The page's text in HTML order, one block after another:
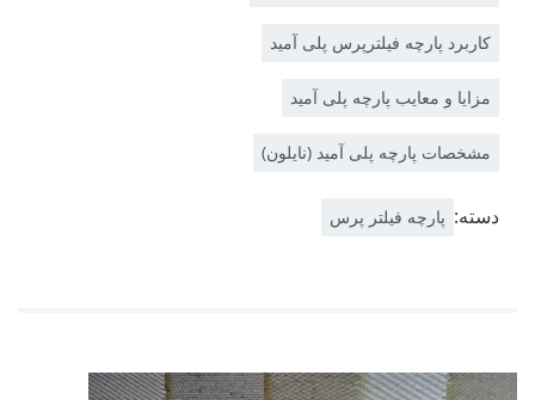
کاربرد پارچه فیلترپرس پلی آمید
مزایا و معایب پارچه پلی آمید
مشخصات پارچه پلی آمید (نایلون)
دسته: پارچه فیلتر پرس